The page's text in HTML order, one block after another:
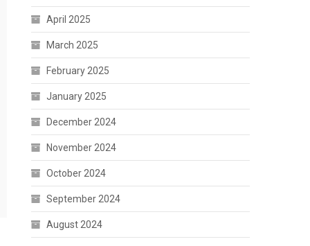
April 2025
March 2025
February 2025
January 2025
December 2024
November 2024
October 2024
September 2024
August 2024